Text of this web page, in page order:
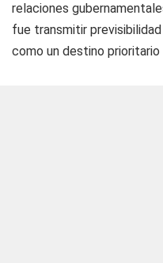
relaciones
fue transmitir
como un destino prioritario